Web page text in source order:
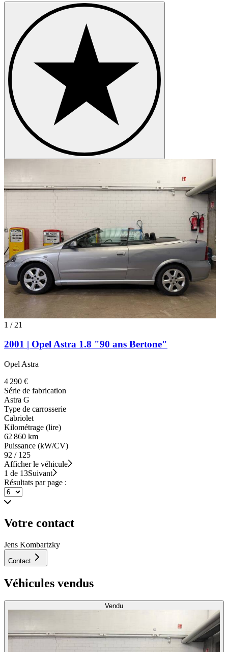
1 / 21
2001 | Opel Astra 1.8 "90 ans Bertone"
Opel Astra
4 290 €
Série de fabrication
Astra G
Type de carrosserie
Cabriolet
Kilométrage (lire)
62 860 km
Puissance (kW/CV)
92 / 125
Afficher le véhicule
1 de 13Suivant
Résultats par page :
Votre contact
Jens Kombartzky
Contact
Véhicules vendus
Vendu